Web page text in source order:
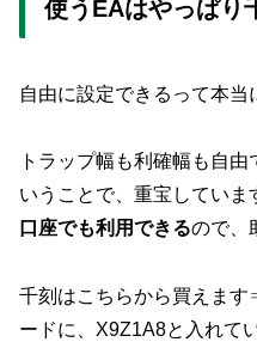
使うEAはやっぱり
自由に設定できるって本当
トラップ幅も利確幅も自
いうことで、重宝していま
口座でも利用できるので、
千刻はこちらから買えま
ードに、X9Z1A8と入れて